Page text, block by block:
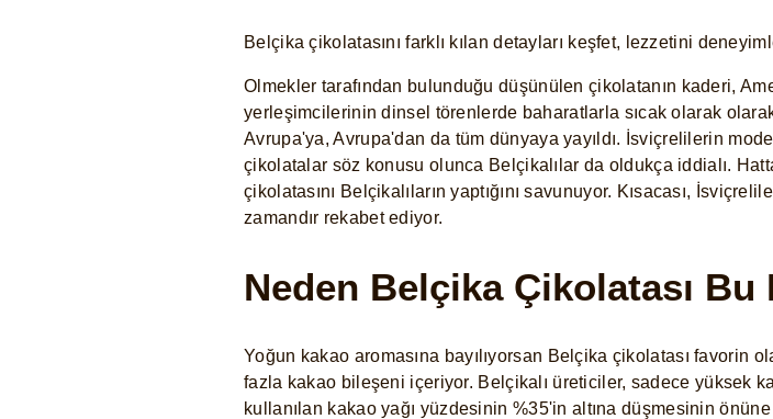
Belçika çikolatasını farklı kılan detayları keşfet, lezzetini
Olmekler tarafından bulunduğu düşünülen çikolatanın kaderi,
yerleşimcilerinin dinsel törenlerde baharatlarla sıcak olarak
Avrupa'ya, Avrupa'dan da tüm dünyaya yayıldı. İsviçrelilerin
çikolatalar söz konusu olunca Belçikalılar da oldukça iddialı. Hatta
çikolatasını Belçikalıların yaptığını savunuyor. Kısacası,
zamandır rekabet ediyor.
Neden Belçika Çikolatası
Yoğun kakao aromasına bayılıyorsan Belçika çikolatası favorin
fazla kakao bileşeni içeriyor. Belçikalı üreticiler, sadece yüksek
kullanılan kakao yağı yüzdesinin %35'in altına düşmesinin